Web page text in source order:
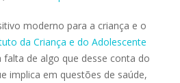
moderno para a criança e o
da Criança e do Adolescente
falta de algo que desse conta do
implica em questões de saúde,